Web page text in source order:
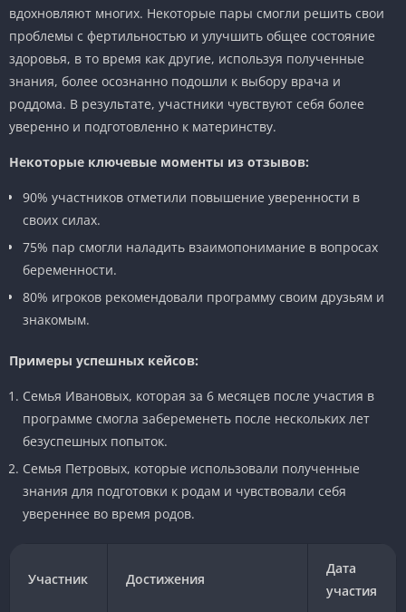
вдохновляют многих. Некоторые пары смогли решить свои
проблемы с фертильностью и улучшить общее состояние
здоровья, в то время как другие, используя полученные
знания, более осознанно подошли к выбору врача и
роддома. В результате, участники чувствуют себя более
уверенно и подготовленно к материнству.
Некоторые ключевые моменты из отзывов:
90% участников отметили повышение уверенности в
своих силах.
75% пар смогли наладить взаимопонимание в вопросах
беременности.
80% игроков рекомендовали программу своим друзьям и
знакомым.
Примеры успешных кейсов:
Семья Ивановых, которая за 6 месяцев после участия в
программе смогла забеременеть после нескольких лет
безуспешных попыток.
Семья Петровых, которые использовали полученные
знания для подготовки к родам и чувствовали себя
увереннее во время родов.
Участник Достижения
Дата
участия